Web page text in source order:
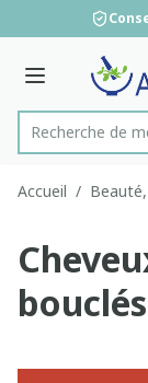
Aller au contenu
1 de 1
Menu
Rechercher
Recherche de
Accueil /
bouclés